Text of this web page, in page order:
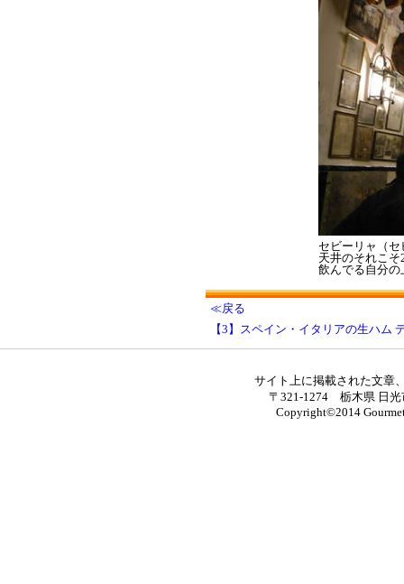
セビーリャ（
天井のそれこ
飲んでる自分
≪戻る
【3】スペイン・イタリアの生ハム
サイト上に掲載された文章
〒321-1274 栃木県 日光
Copyright©2014